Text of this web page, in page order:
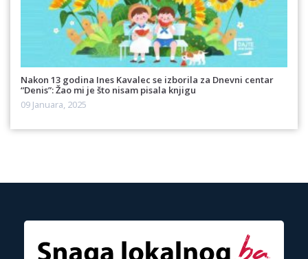
Nakon 13 godina Ines Kavalec se izborila za Dnevni centar
“Denis”: Žao mi je što nisam pisala knjigu
09 Januara, 2025